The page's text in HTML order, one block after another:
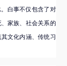
白事不仅包含了对
家族、社会关系的
文化内涵、传统习